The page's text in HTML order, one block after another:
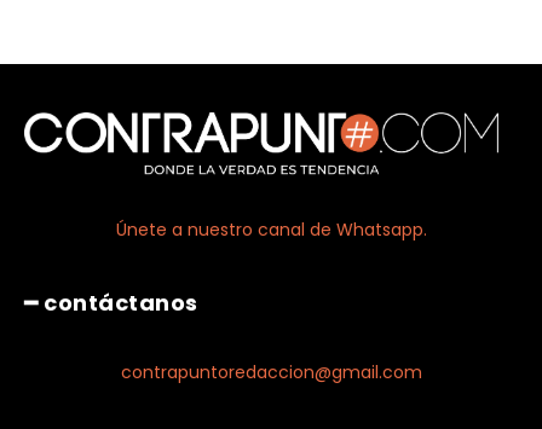
Únete a nuestro canal de Whatsapp.
━ contáctanos
contrapuntoredaccion@gmail.com